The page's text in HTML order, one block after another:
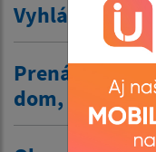
Vyhlásenie v
Prenájom
dom, …/